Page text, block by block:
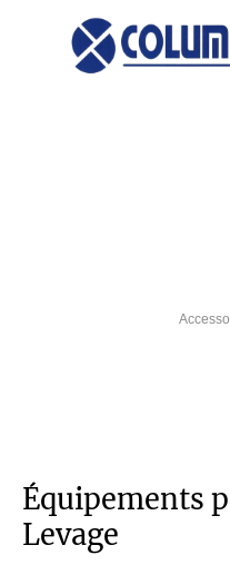
Équipements
Levage